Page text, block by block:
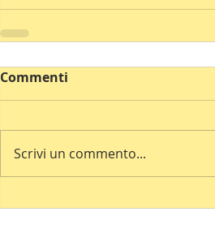
Commenti
Scrivi un commento...